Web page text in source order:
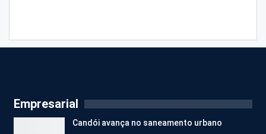
Empresarial
Candói avança no saneamento urbano